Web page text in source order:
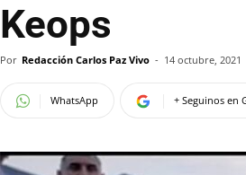
Keops
Por Redacción Carlos Paz Vivo - 14 octubre, 2021
WhatsApp + Seguinos en